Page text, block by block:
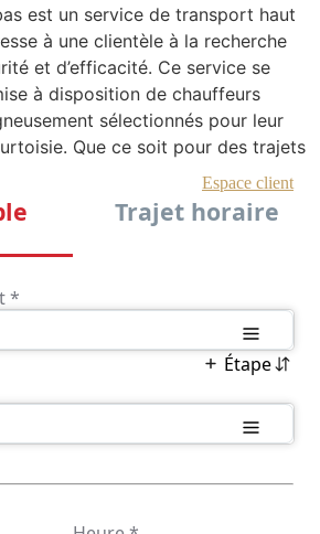
est un service de transport haut
à une clientèle à la recherche
et d’efficacité. Ce service se
à disposition de chauffeurs
sélectionnés pour leur
Que ce soit pour des trajets
spéciaux ou des transferts
privé Fabas propose une
besoin, garantissant ainsi
sans stress.
de se démarquer par son approche
client est traité avec une
et les trajets sont conçus pour
individuelles. Avec une flotte de
et bien entretenus, Chauffeur privé
en toute sérénité. Que ce soit
offrant une flexibilité qui s’adapte